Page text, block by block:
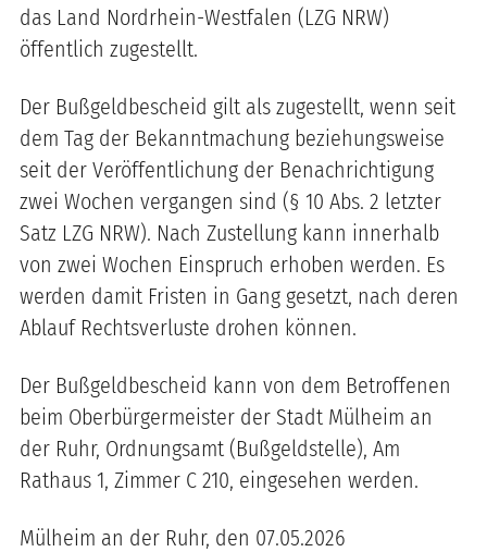
das Land Nordrhein-Westfalen (LZG NRW)
öffentlich zugestellt.
Der Bußgeldbescheid gilt als zugestellt, wenn seit
dem Tag der Bekanntmachung beziehungsweise
seit der Veröffentlichung der Benachrichtigung
zwei Wochen vergangen sind (§ 10 Abs. 2 letzter
Satz LZG NRW). Nach Zustellung kann innerhalb
von zwei Wochen Einspruch erhoben werden. Es
werden damit Fristen in Gang gesetzt, nach deren
Ablauf Rechtsverluste drohen können.
Der Bußgeldbescheid kann von dem Betroffenen
beim Oberbürgermeister der Stadt Mülheim an
der Ruhr, Ordnungsamt (Bußgeldstelle), Am
Rathaus 1, Zimmer C 210, eingesehen werden.
Mülheim an der Ruhr, den 07.05.2026